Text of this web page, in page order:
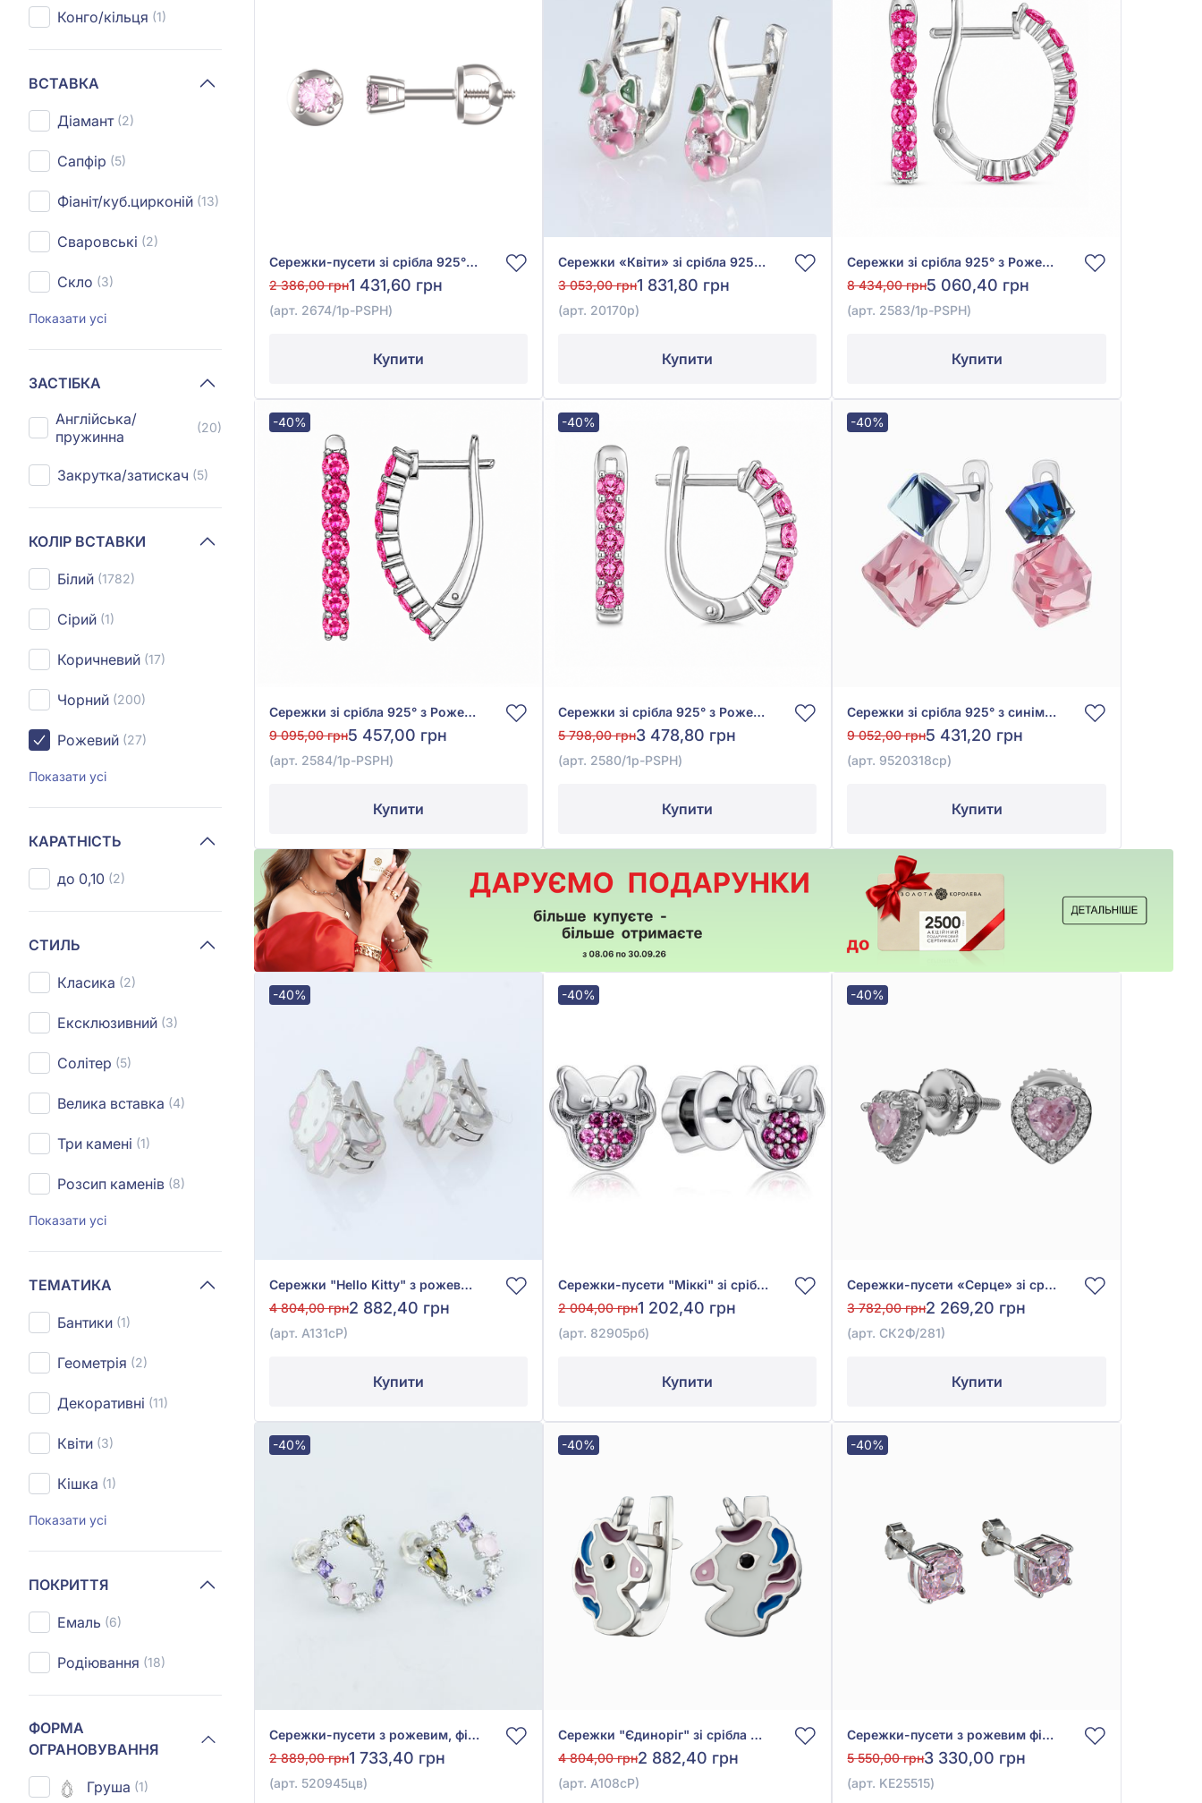
Конго/кільця (1)
ВСТАВКА
Діамант (2)
Сапфір (5)
Фіаніт/куб.цирконій (13)
Сваровські (2)
Скло (3)
Показати усі
ЗАСТІБКА
Англійська/
пружинна
(20)
Закрутка/затискач (5)
КОЛІР ВСТАВКИ
Білий (1782)
Сірий (1)
Коричневий (17)
Чорний (200)
Рожевий (27)
Показати усі
КАРАТНІСТЬ
до 0,10 (2)
СТИЛЬ
Класика (2)
Ексклюзивний (3)
Солітер (5)
Велика вставка (4)
Три камені (1)
Розсип каменів (8)
Показати усі
ТЕМАТИКА
Бантики (1)
Геометрія (2)
Декоративні (11)
Квіти (3)
Кішка (1)
Показати усі
ПОКРИТТЯ
Емаль (6)
Родіювання (18)
ФОРМА
ОГРАНОВУВАННЯ
Груша (1)
Сережки-пусети зі срібла 925° з Рожевим Сапфіром, арт. 2674/1р-PSPH
2 386,00 грн1 431,60 грн
(арт. 2674/1р-PSPH)
Купити
Сережки «Квіти» зі срібла 925° із зеленою емаллю, куб. окс. цирконію та рожевою емаллю, арт. 20170р
3 053,00 грн1 831,80 грн
(арт. 20170р)
Купити
Сережки зі срібла 925° з Рожевим Сапфіром, арт. 2583/1р-PSPH
8 434,00 грн5 060,40 грн
(арт. 2583/1р-PSPH)
Купити
-40%
Сережки зі срібла 925° з Рожевим Сапфіром, арт. 2584/1р-PSPH
9 095,00 грн5 457,00 грн
(арт. 2584/1р-PSPH)
Купити
-40%
Сережки зі срібла 925° з Рожевим Сапфіром, арт. 2580/1р-PSPH
5 798,00 грн3 478,80 грн
(арт. 2580/1р-PSPH)
Купити
-40%
Сережки зі срібла 925° з синім та рожевим склом, арт. 9520318ср
9 052,00 грн5 431,20 грн
(арт. 9520318ср)
Купити
-40%
Сережки "Hello Kitty" з рожевою емаллю зі срібла 925°, арт. А131сР
4 804,00 грн2 882,40 грн
(арт. А131сР)
Купити
-40%
Сережки-пусети "Міккі" зі срібла 925° з рожевим фіанітом/куб.цирконієм, арт. 82905рб
2 004,00 грн1 202,40 грн
(арт. 82905рб)
Купити
-40%
Сережки-пусети «Серце» зі срібла 925° з фіанітом/куб.цирконієм, арт. СК2Ф/281
3 782,00 грн2 269,20 грн
(арт. СК2Ф/281)
Купити
-40%
Сережки-пусети з рожевим, фіолетовим та жовтим фіанітом/куб.цирконієм зі срібла 925°, арт. 520945цв
2 889,00 грн1 733,40 грн
(арт. 520945цв)
-40%
Сережки "Єдиноріг" зі срібла 925° з синьою, рожевою, фіолетовою, чорною емаллю та Сваровські, арт. А108сР
4 804,00 грн2 882,40 грн
(арт. А108сР)
-40%
Сережки-пусети з рожевим фіанітом/куб.цирконієм зі срібла 925°, арт. KE25515
5 550,00 грн3 330,00 грн
(арт. KE25515)